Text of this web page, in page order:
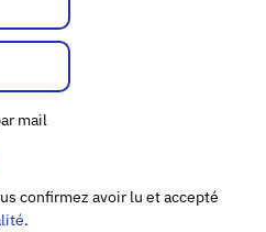
mail
confirmez avoir lu et accepté
.